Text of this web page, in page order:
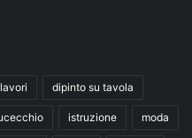
dipinto su tavola
istruzione moda